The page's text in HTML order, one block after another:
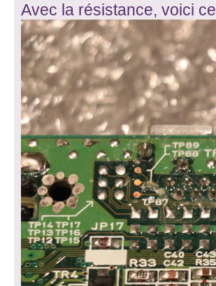
Avec la résistance, voici